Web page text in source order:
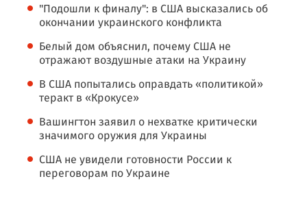
"Подошли к финалу": в США высказались об
окончании украинского конфликта
Белый дом объяснил, почему США не
отражают воздушные атаки на Украину
В США попытались оправдать «политикой»
теракт в «Крокусе»
Вашингтон заявил о нехватке критически
значимого оружия для Украины
США не увидели готовности России к
переговорам по Украине